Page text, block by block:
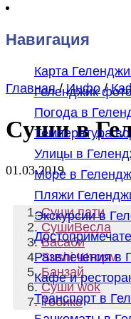
Главная/Инфо/
Навигация
Карта
Геленджик
Погода в
Температура
Улицы в
Море в
Пляжи
Экскурсии в
Развлечения в
Кафе и
Транспорт в
Суши в
01.03.2019
Суши пати
СушиВесла
Васаби
Sushi Шторм
Банзай
Суши wok
Тобико